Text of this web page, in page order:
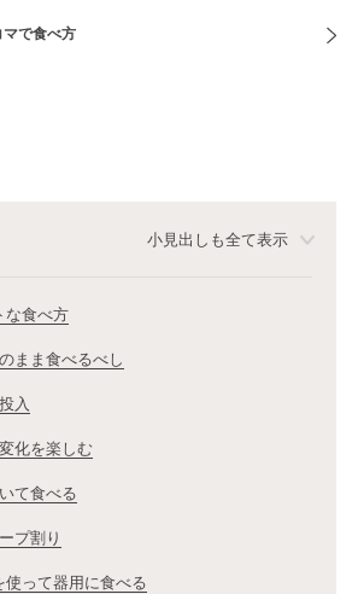
で食べ方
小見出しも全て表示
な食べ方
まま食べるべし
入
化を楽しむ
て食べる
プ割り
使って器用に食べる